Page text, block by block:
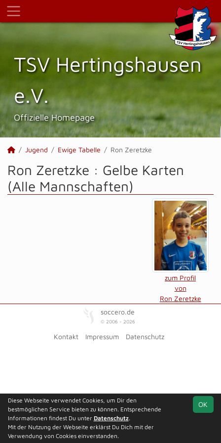
TSV Hertings­hausen
e.V.
Offizielle Homepage
Jugend Ewige Tabelle Ron Zeretzke
Ron Zeretzke : Gelbe Karten
(Alle Mannschaften)
zum Profil
von
Ron Zeretzke
soccero.de
© 2006 - 2026
Kontakt Impressum Datenschutz
OK
Diese Webseite verwendet Cookies, um Dir den
bestmöglichen Service bieten zu können. Entsprechende
Informationen findest Du unter Datenschutz.
Mit der Nutzung der Webseite erklärst Du Dich mit der
Verwendung von Cookies einverstanden.